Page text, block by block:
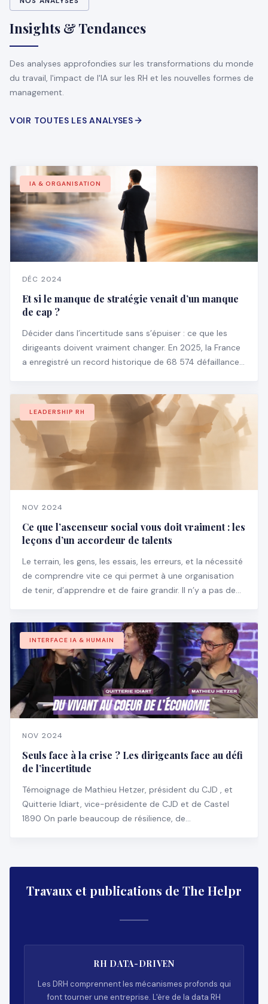
Insights & Tendances
Des analyses approfondies sur les transformations du monde
du travail, l'impact de l'IA sur les RH et les nouvelles formes de
management.
VOIR TOUTES LES ANALYSES
IA & ORGANISATION
DÉC 2024
Et si le manque de stratégie venait d’un manque
de cap ?
Décider dans l’incertitude sans s’épuiser : ce que les
dirigeants doivent vraiment changer. En 2025, la France
a enregistré un record historique de 68 574 défaillances
salariés (+18,6 %).
LEADERSHIP RH
NOV 2024
Ce que l’ascenseur social vous doit vraiment : les
leçons d’un accordeur de talents
Le terrain, les gens, les essais, les erreurs, et la nécessité
de comprendre vite ce qui permet à une organisation
de tenir, d’apprendre et de faire grandir. Il n’y a pas de
INTERFACE IA & HUMAIN
NOV 2024
Seuls face à la crise ? Les dirigeants face au défi
de l’incertitude
Témoignage de Mathieu Hetzer, président du CJD , et
Quitterie Idiart, vice-présidente de CJD et de Castel
1890 On parle beaucoup de résilience, de
Travaux et publications de The Helpr
RH DATA-DRIVEN
Les DRH comprennent les mécanismes profonds qui
font tourner une entreprise. L'ère de la data RH